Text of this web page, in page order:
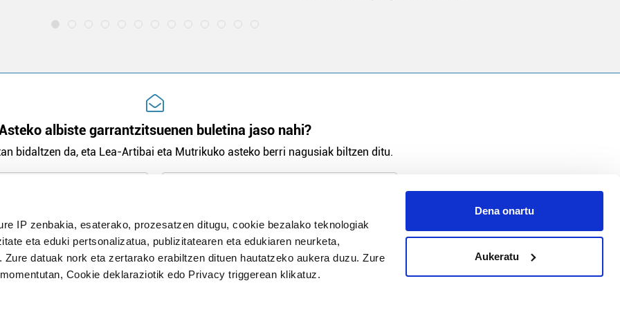
IP zenbakia, esaterako, prozesatzen ditugu, cookie bezalako teknologiak
eta eduki pertsonalizatua, publizitatearen eta edukiaren neurketa,
datuak nork eta zertarako erabiltzen dituen hautatzeko aukera duzu. Zure
Cookie deklaraziotik edo Privacy triggerean klikatuz.
Dena onartu
Aukeratu
albiste garrantzitsuenen buletina jaso nahi?
bidaltzen da, eta Lea-Artibai eta Mutrikuko asteko berri nagusiak biltzen ditu.
Harpidetu